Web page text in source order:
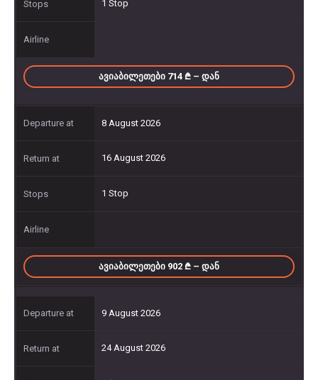
1 Stop
ᲐᲕᲘᲐᲑᲘᲚᲔᲗᲔᲑᲘ 714 – ᲓᲐᲜ
8 August 2026
16 August 2026
1 Stop
ᲐᲕᲘᲐᲑᲘᲚᲔᲗᲔᲑᲘ 902 – ᲓᲐᲜ
9 August 2026
24 August 2026